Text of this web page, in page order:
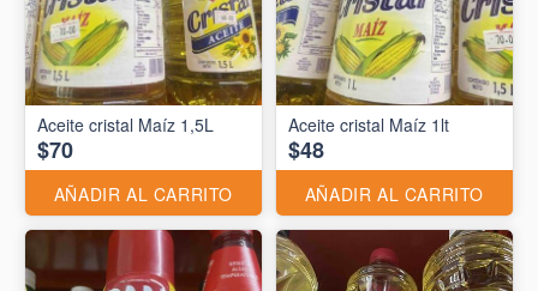
Aceite cristal Maíz 1,5L
$70
AÑADIR AL CARRITO
Aceite cristal Maíz 1lt
$48
AÑADIR AL CARRITO